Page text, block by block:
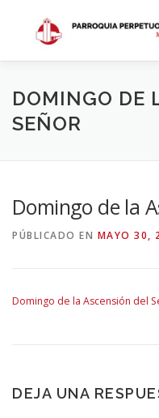
contenido
INICIO DÓNDE
SACRAMENTOS
DOMINGO DE
SEÑOR
Domingo de la
PÚBLICADO EN MAYO 30,
Domingo de la Ascensión del
DEJA UNA